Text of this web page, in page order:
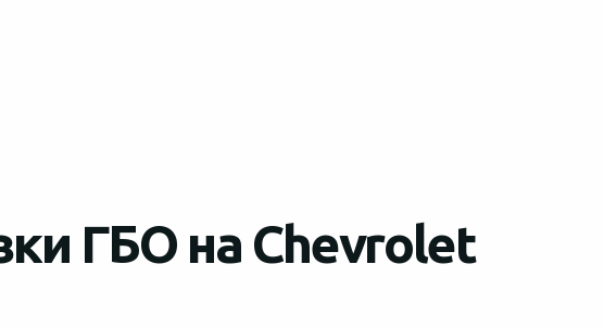
ГБО на Chevrolet